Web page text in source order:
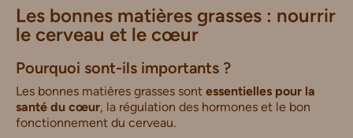
Les bonnes matières grasses : nourrir
le cerveau et le cœur
Pourquoi sont-ils importants ?
Les bonnes matières grasses sont essentielles pour la
santé du cœur, la régulation des hormones et le bon
fonctionnement du cerveau.